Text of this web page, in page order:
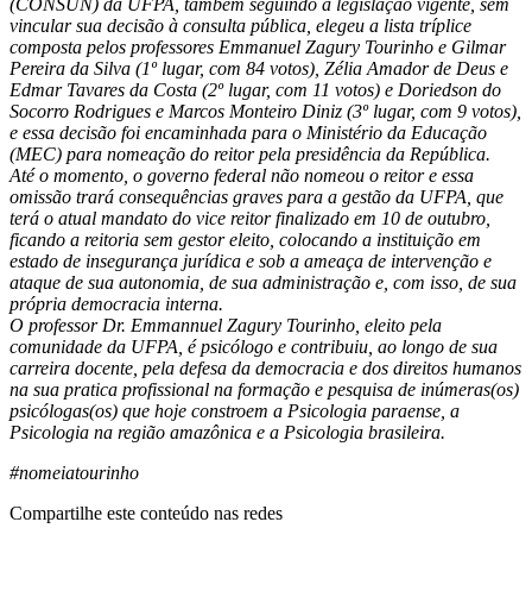
(CONSUN) da UFPA, também seguindo a legislação vigente, sem
vincular sua decisão à consulta pública, elegeu a lista tríplice
composta pelos professores Emmanuel Zagury Tourinho e Gilmar
Pereira da Silva (1º lugar, com 84 votos), Zélia Amador de Deus e
Edmar Tavares da Costa (2º lugar, com 11 votos) e Doriedson do
Socorro Rodrigues e Marcos Monteiro Diniz (3º lugar, com 9 votos),
e essa decisão foi encaminhada para o Ministério da Educação
(MEC) para nomeação do reitor pela presidência da República.
Até o momento, o governo federal não nomeou o reitor e essa
omissão trará consequências graves para a gestão da UFPA, que
terá o atual mandato do vice reitor finalizado em 10 de outubro,
ficando a reitoria sem gestor eleito, colocando a instituição em
estado de insegurança jurídica e sob a ameaça de intervenção e
ataque de sua autonomia, de sua administração e, com isso, de sua
própria democracia interna.
O professor Dr. Emmannuel Zagury Tourinho, eleito pela
comunidade da UFPA, é psicólogo e contribuiu, ao longo de sua
carreira docente, pela defesa da democracia e dos direitos humanos
na sua pratica profissional na formação e pesquisa de inúmeras(os)
psicólogas(os) que hoje constroem a Psicologia paraense, a
Psicologia na região amazônica e a Psicologia brasileira.
#nomeiatourinho
Compartilhe este conteúdo nas redes